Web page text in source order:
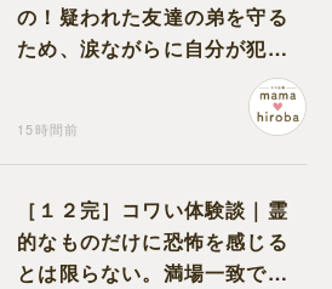
の！疑われた友達の弟を守る
ため、涙ながらに自分が犯人
15時間前
［１２完］コワい体験談｜霊
的なものだけに恐怖を感じる
とは限らない。満場一致でコ